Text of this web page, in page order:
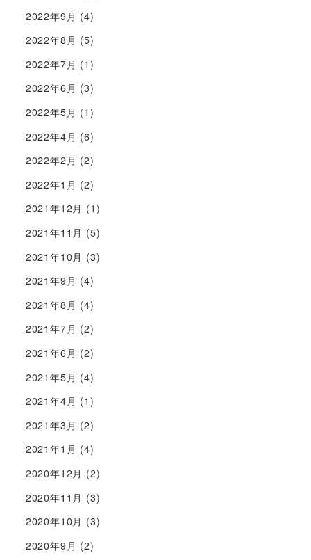
2022年9月 (4)
2022年8月 (5)
2022年7月 (1)
2022年6月 (3)
2022年5月 (1)
2022年4月 (6)
2022年2月 (2)
2022年1月 (2)
2021年12月 (1)
2021年11月 (5)
2021年10月 (3)
2021年9月 (4)
2021年8月 (4)
2021年7月 (2)
2021年6月 (2)
2021年5月 (4)
2021年4月 (1)
2021年3月 (2)
2021年1月 (4)
2020年12月 (2)
2020年11月 (3)
2020年10月 (3)
2020年9月 (2)